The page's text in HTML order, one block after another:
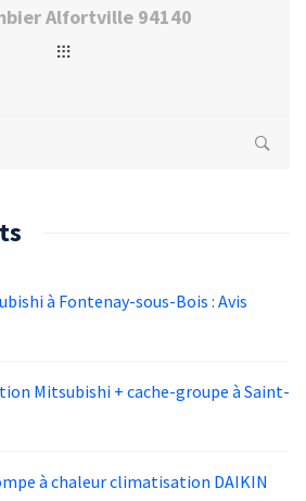
Alfortville 94140
à Fontenay-sous-Bois : Avis
Mitsubishi + cache-groupe à Saint-
à chaleur climatisation DAIKIN